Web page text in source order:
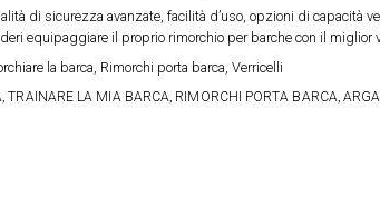
di sicurezza avanzate, facilità d’uso, opzioni di capacità
equipaggiare il proprio rimorchio per barche con il miglior
la barca, Rimorchi porta barca, Verricelli
,TRAINARE LA MIA BARCA, RIMORCHI PORTA BARCA,